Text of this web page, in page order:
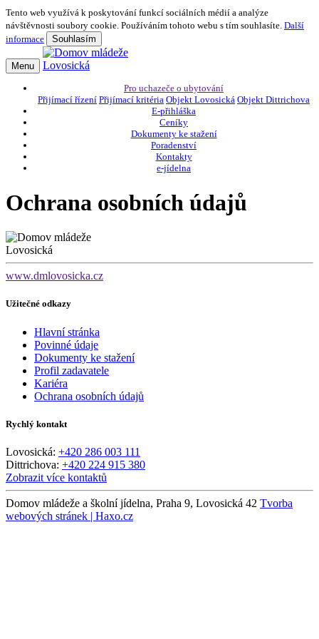
Tento web využívá k poskytování funkcí sociálních médií a analýze
návštěvnosti soubory cookie. Používáním tohoto webu s tím souhlasíte. Další
informace
Souhlasím
Menu
Pro uchazeče o ubytování
Přijímací řízení Přijímací kritéria Objekt Lovosická Objekt Dittrichova
E-přihláška
Ceníky
Dokumenty ke stažení
Poradenství
Kontakty
e-jídelna
Ochrana osobních údajů
www.dmlovosicka.cz
Užitečné odkazy
Hlavní stránka
Povinné údaje
Dokumenty ke stažení
Profil zadavatele
Kariéra
Ochrana osobních údajů
Rychlý kontakt
Lovosická: +420 286 003 111
Dittrichova: +420 224 915 380
Zobrazit více kontaktů
Domov mládeže a školní jídelna, Praha 9, Lovosická 42 Tvorba
webových stránek | Haxo.cz